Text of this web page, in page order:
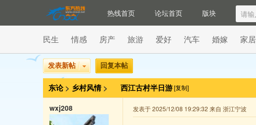
热线首页 论坛首页 版块
民生 情感 房产 旅游 爱好 汽车 婚嫁 家居
发表新帖 回复本帖
东论 > 乡村风情 > 西江古村半日游[复制]
发表于 2025/12/08 19:29:32 来自 浙江宁波
wxj208